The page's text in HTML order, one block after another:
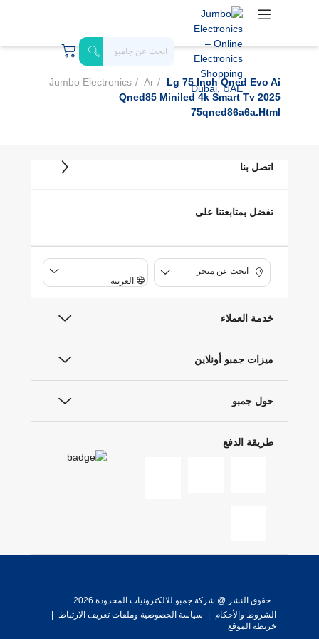
Jumbo Electronics Ar
Lg 75 Inch Qned Evo Ai
Qned85 Miniled 4k Smart Tv 2025
75qned86a6a.html
اتصل بنا
تفضل بمتابعتنا على
ابحث عن متجر
العربية
خدمة العملاء
ميزات جمبو أونلاين
حول جمبو
طريقة الدفع
حقوق النشر @ شركة جمبو للالكترونيات المحدودة 2026
الشروط والأحكام
سياسة الخصوصية وملفات تعريف الارتباط
خريطة الموقع